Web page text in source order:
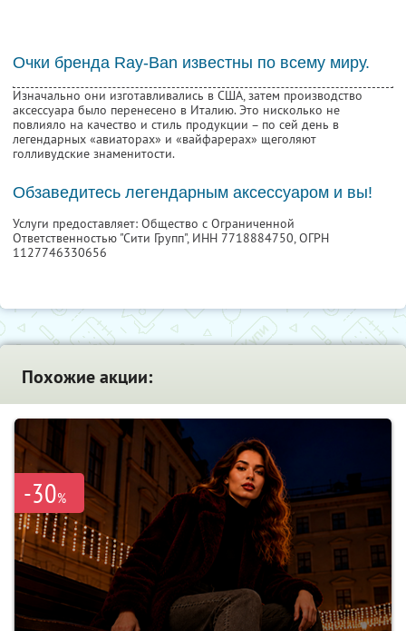
Очки бренда Ray-Ban известны по всему миру.
Изначально они изготавливались в США, затем производство
аксессуара было перенесено в Италию. Это нисколько не
повлияло на качество и стиль продукции – по сей день в
легендарных «авиаторах» и «вайфарерах» щеголяют
голливудские знаменитости.
Обзаведитесь легендарным аксессуаром и вы!
Услуги предоставляет: Общество с Ограниченной
Ответственностью "Сити Групп", ИНН 7718884750, ОГРН
1127746330656
Похожие акции:
-30%